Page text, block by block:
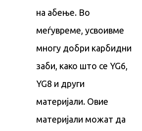
на абење. Во
меѓувреме, усвоивме
многу добри карбидни
заби, како што се YG6,
YG8 и други
материјали. Овие
материјали можат да